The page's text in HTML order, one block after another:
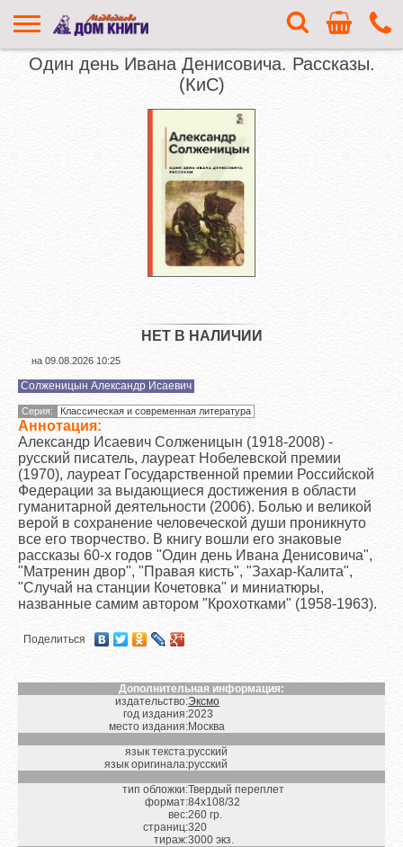
Один день Ивана Денисовича. Рассказы.
(КиС)
Солженицын Александр Исаевич
Серия: Классическая и современная литература
Аннотация:
Александр Исаевич Солженицын (1918-2008) -
русский писатель, лауреат Нобелевской премии
(1970), лауреат Государственной премии Российской
Федерации за выдающиеся достижения в области
гуманитарной деятельности (2006). Болью и великой
верой в сохранение человеческой души проникнуто
все его творчество. В книгу вошли его знаковые
рассказы 60-х годов "Один день Ивана Денисовича",
"Матренин двор", "Правая кисть", "Захар-Калита",
"Случай на станции Кочетовка" и миниатюры,
названные самим автором "Крохотками" (1958-1963).
Поделиться
Дополнительная информация:
издательство:Эксмо
год издания:2023
место издания:Москва
язык текста:русский
язык оригинала:русский
тип обложки:Твердый переплет
формат:84х108/32
вес:260 гр.
страниц:320
тираж:3000 экз.
НЕТ В НАЛИЧИИ
на 09.08.2026 10:25